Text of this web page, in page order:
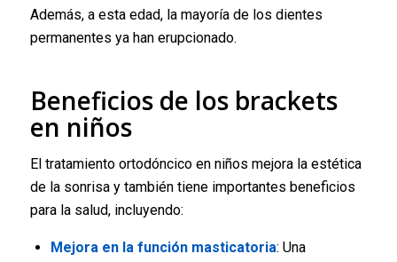
Además, a esta edad, la mayoría de los dientes
permanentes ya han erupcionado.
Beneficios de los brackets
en niños
El tratamiento ortodóncico en niños mejora la estética
de la sonrisa y también tiene importantes beneficios
para la salud, incluyendo:
Mejora en la función masticatoria: Una